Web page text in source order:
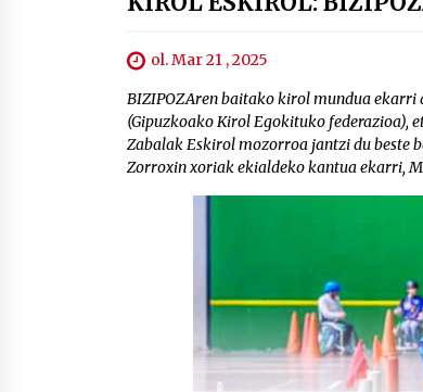
ol. Mar 21 , 2025
BIZIPOZAren baitako kirol mundua
(Gipuzkoako Kirol Egokituko federazioa),
Zabalak Eskirol mozorroa jantzi du beste
Zorroxin xoriak ekialdeko kantua ekarri,